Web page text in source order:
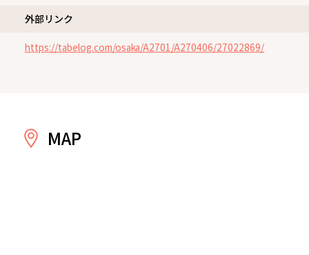
外部リンク
https://tabelog.com/osaka/A2701/A270406/27022869/
MAP